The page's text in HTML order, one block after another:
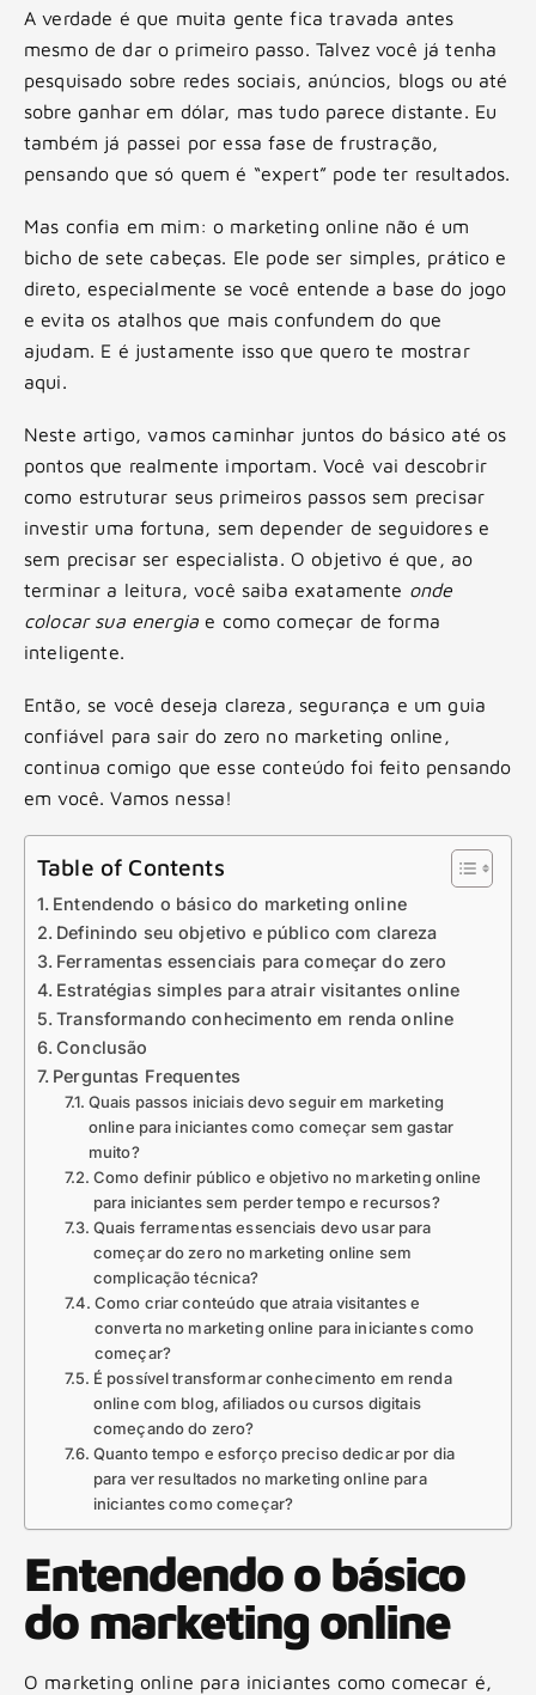
A verdade é que muita gente fica travada antes
mesmo de dar o primeiro passo. Talvez você já tenha
pesquisado sobre redes sociais, anúncios, blogs ou até
sobre ganhar em dólar, mas tudo parece distante. Eu
também já passei por essa fase de frustração,
pensando que só quem é “expert” pode ter resultados.
Mas confia em mim: o marketing online não é um
bicho de sete cabeças. Ele pode ser simples, prático e
direto, especialmente se você entende a base do jogo
e evita os atalhos que mais confundem do que
ajudam. E é justamente isso que quero te mostrar
aqui.
Neste artigo, vamos caminhar juntos do básico até os
pontos que realmente importam. Você vai descobrir
como estruturar seus primeiros passos sem precisar
investir uma fortuna, sem depender de seguidores e
sem precisar ser especialista. O objetivo é que, ao
terminar a leitura, você saiba exatamente onde
colocar sua energia e como começar de forma
inteligente.
Então, se você deseja clareza, segurança e um guia
confiável para sair do zero no marketing online,
continua comigo que esse conteúdo foi feito pensando
em você. Vamos nessa!
Table of Contents
Entendendo o básico do marketing online
Definindo seu objetivo e público com clareza
Ferramentas essenciais para começar do zero
Estratégias simples para atrair visitantes online
Transformando conhecimento em renda online
Conclusão
Perguntas Frequentes
Quais passos iniciais devo seguir em marketing
online para iniciantes como começar sem gastar
muito?
Como definir público e objetivo no marketing online
para iniciantes sem perder tempo e recursos?
Quais ferramentas essenciais devo usar para
começar do zero no marketing online sem
complicação técnica?
Como criar conteúdo que atraia visitantes e
converta no marketing online para iniciantes como
começar?
É possível transformar conhecimento em renda
online com blog, afiliados ou cursos digitais
começando do zero?
Quanto tempo e esforço preciso dedicar por dia
para ver resultados no marketing online para
iniciantes como começar?
Entendendo o básico
do marketing online
O marketing online para iniciantes como comecar é,